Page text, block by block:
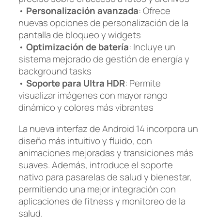
• Personalización avanzada: Ofrece
nuevas opciones de personalización de la
pantalla de bloqueo y widgets
• Optimización de batería: Incluye un
sistema mejorado de gestión de energía y
background tasks
• Soporte para Ultra HDR: Permite
visualizar imágenes con mayor rango
dinámico y colores más vibrantes
La nueva interfaz de Android 14 incorpora un
diseño más intuitivo y fluido, con
animaciones mejoradas y transiciones más
suaves. Además, introduce el soporte
nativo para pasarelas de salud y bienestar,
permitiendo una mejor integración con
aplicaciones de fitness y monitoreo de la
salud.